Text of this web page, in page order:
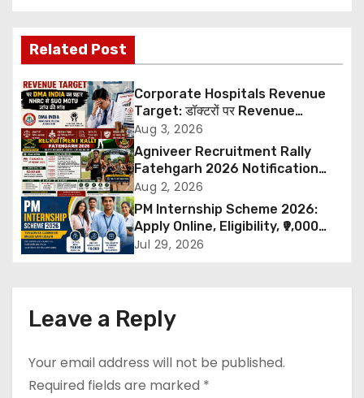
t
n
a
v
i
g
o
Related Post
Corporate Hospitals Revenue
Target: डॉक्टरों पर Revenue
Targets थोपने के खिलाफ DMA India
का बड़ा कदम, NHRC से Suo Motu जांच
की मांग
Aug 3, 2026
Agniveer Recruitment Rally
Fatehgarh 2026 Notification
Out – Rajput Regimental Centre
Rally Schedule, Eligibility,
Documents & Selection Process
Aug 2, 2026
PM Internship Scheme 2026:
Apply Online, Eligibility, ₹9,000
Stipend, Benefits, Selection
Jul 29, 2026
Leave a Reply
Your email address will not be published.
Required fields are marked *